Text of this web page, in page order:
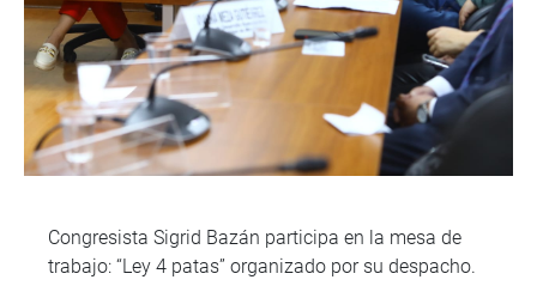
Congresista Sigrid Bazán participa en la mesa de
trabajo: “Ley 4 patas” organizado por su despacho.